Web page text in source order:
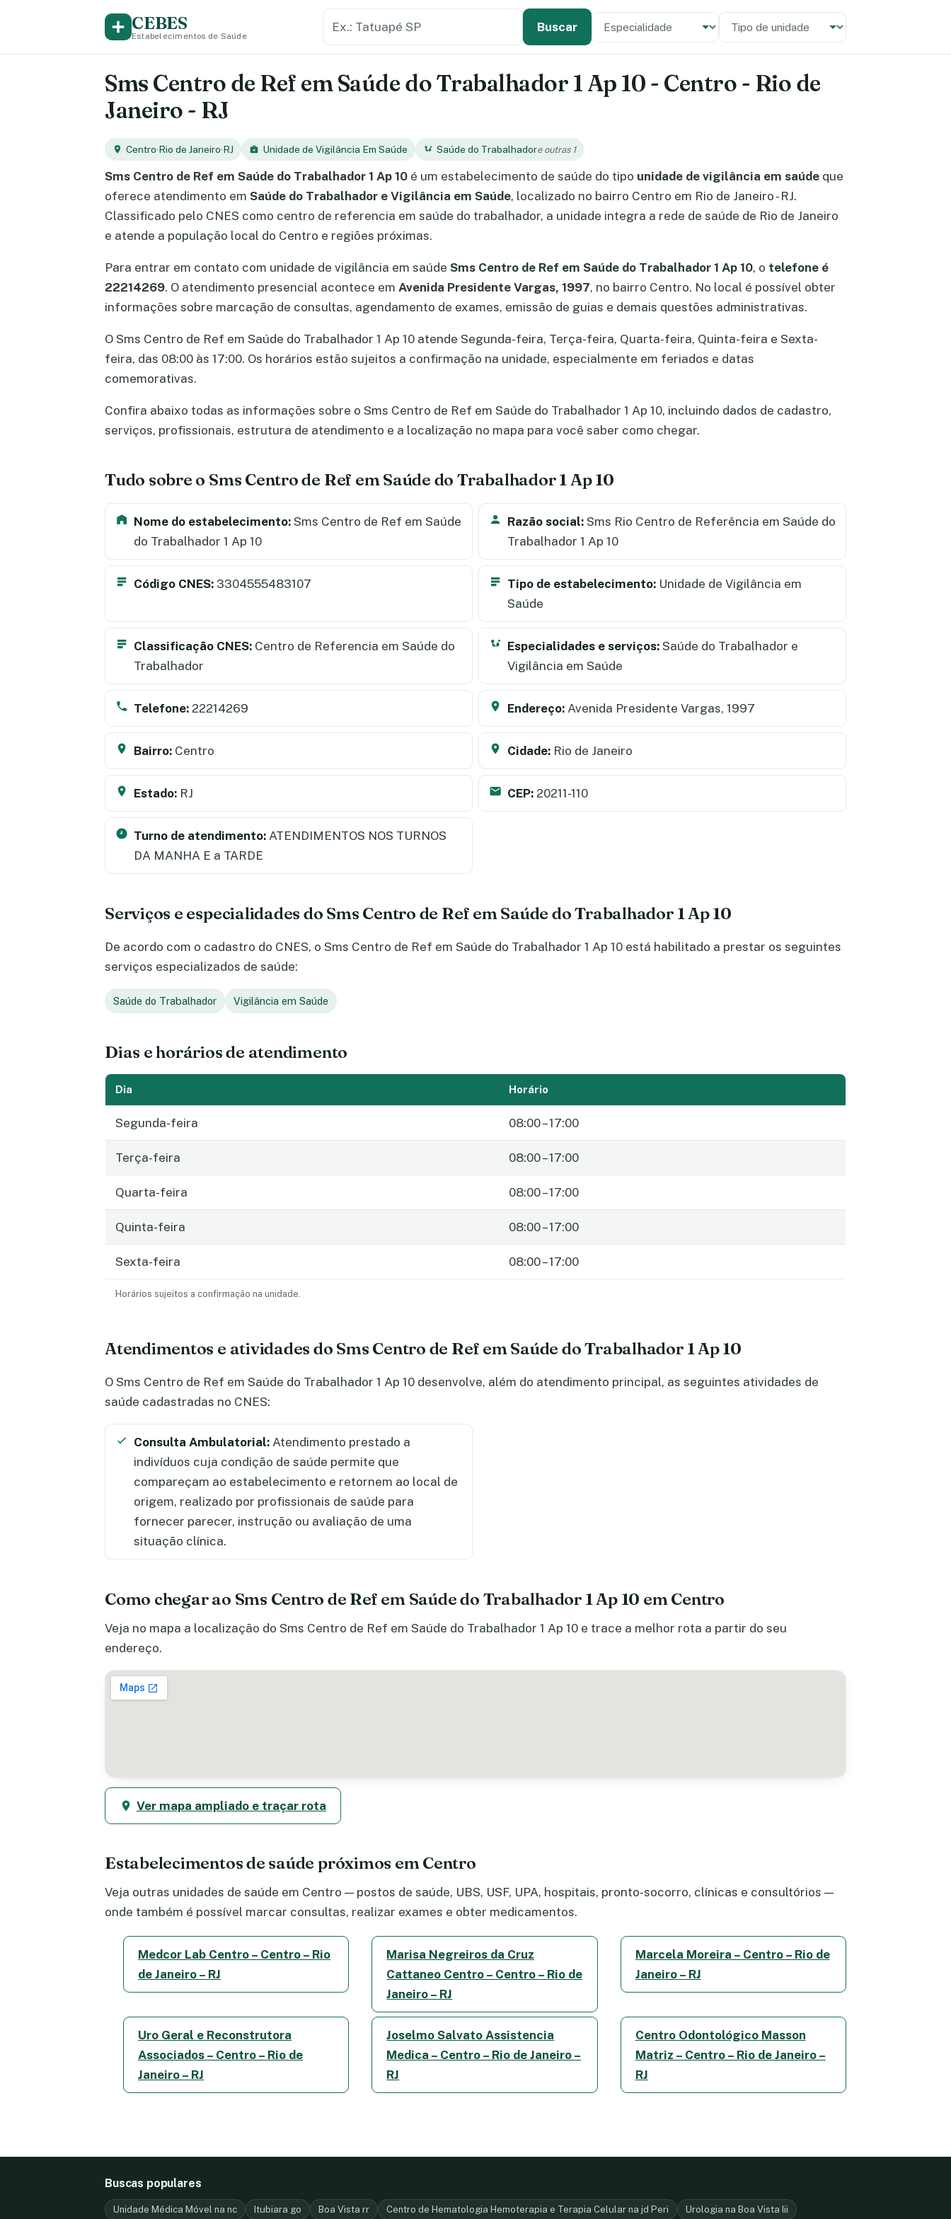
CEBES
Estabelecimentos de Saúde
Buscar Especialidade
Tipo de unidade
Sms Centro de Ref em Saúde do Trabalhador 1 Ap 10 - Centro - Rio de
Janeiro - RJ
Centro·Rio de Janeiro·RJ Unidade de Vigilância Em Saúde Saúde do Trabalhadore outras 1
Sms Centro de Ref em Saúde do Trabalhador 1 Ap 10 é um estabelecimento de saúde do tipo unidade de vigilância em saúde que
oferece atendimento em Saúde do Trabalhador e Vigilância em Saúde, localizado no bairro Centro em Rio de Janeiro - RJ.
Classificado pelo CNES como centro de referencia em saúde do trabalhador, a unidade integra a rede de saúde de Rio de Janeiro
e atende a população local do Centro e regiões próximas.
Para entrar em contato com unidade de vigilância em saúde Sms Centro de Ref em Saúde do Trabalhador 1 Ap 10, o telefone é
22214269. O atendimento presencial acontece em Avenida Presidente Vargas, 1997, no bairro Centro. No local é possível obter
informações sobre marcação de consultas, agendamento de exames, emissão de guias e demais questões administrativas.
O Sms Centro de Ref em Saúde do Trabalhador 1 Ap 10 atende Segunda-feira, Terça-feira, Quarta-feira, Quinta-feira e Sexta-
feira, das 08:00 às 17:00. Os horários estão sujeitos a confirmação na unidade, especialmente em feriados e datas
comemorativas.
Confira abaixo todas as informações sobre o Sms Centro de Ref em Saúde do Trabalhador 1 Ap 10, incluindo dados de cadastro,
serviços, profissionais, estrutura de atendimento e a localização no mapa para você saber como chegar.
Tudo sobre o Sms Centro de Ref em Saúde do Trabalhador 1 Ap 10
Nome do estabelecimento: Sms Centro de Ref em Saúde
do Trabalhador 1 Ap 10
Razão social: Sms Rio Centro de Referência em Saúde do
Trabalhador 1 Ap 10
Código CNES: 3304555483107 Tipo de estabelecimento: Unidade de Vigilância em
Saúde
Classificação CNES: Centro de Referencia em Saúde do
Trabalhador
Especialidades e serviços: Saúde do Trabalhador e
Vigilância em Saúde
Telefone: 22214269 Endereço: Avenida Presidente Vargas, 1997
Bairro: Centro Cidade: Rio de Janeiro
Estado: RJ CEP: 20211-110
Turno de atendimento: ATENDIMENTOS NOS TURNOS
DA MANHA E a TARDE
Serviços e especialidades do Sms Centro de Ref em Saúde do Trabalhador 1 Ap 10
De acordo com o cadastro do CNES, o Sms Centro de Ref em Saúde do Trabalhador 1 Ap 10 está habilitado a prestar os seguintes
serviços especializados de saúde:
Saúde do Trabalhador Vigilância em Saúde
Dias e horários de atendimento
Dia Horário
Segunda-feira 08:00 – 17:00
Terça-feira 08:00 – 17:00
Quarta-feira 08:00 – 17:00
Quinta-feira 08:00 – 17:00
Sexta-feira 08:00 – 17:00
Horários sujeitos a confirmação na unidade.
Atendimentos e atividades do Sms Centro de Ref em Saúde do Trabalhador 1 Ap 10
O Sms Centro de Ref em Saúde do Trabalhador 1 Ap 10 desenvolve, além do atendimento principal, as seguintes atividades de
saúde cadastradas no CNES:
Consulta Ambulatorial: Atendimento prestado a
indivíduos cuja condição de saúde permite que
compareçam ao estabelecimento e retornem ao local de
origem, realizado por profissionais de saúde para
fornecer parecer, instrução ou avaliação de uma
situação clínica.
Como chegar ao Sms Centro de Ref em Saúde do Trabalhador 1 Ap 10 em Centro
Veja no mapa a localização do Sms Centro de Ref em Saúde do Trabalhador 1 Ap 10 e trace a melhor rota a partir do seu
endereço.
Ver mapa ampliado e traçar rota
Estabelecimentos de saúde próximos em Centro
Veja outras unidades de saúde em Centro — postos de saúde, UBS, USF, UPA, hospitais, pronto-socorro, clínicas e consultórios —
onde também é possível marcar consultas, realizar exames e obter medicamentos.
Medcor Lab Centro – Centro – Rio
de Janeiro – RJ
Marisa Negreiros da Cruz
Cattaneo Centro – Centro – Rio de
Janeiro – RJ
Marcela Moreira – Centro – Rio de
Janeiro – RJ
Uro Geral e Reconstrutora
Associados – Centro – Rio de
Janeiro – RJ
Joselmo Salvato Assistencia
Medica – Centro – Rio de Janeiro –
RJ
Centro Odontológico Masson
Matriz – Centro – Rio de Janeiro –
RJ
Buscas populares
Unidade Médica Móvel na nc Itubiara go Boa Vista rr Centro de Hematologia Hemoterapia e Terapia Celular na jd Peri Urologia na Boa Vista Iii